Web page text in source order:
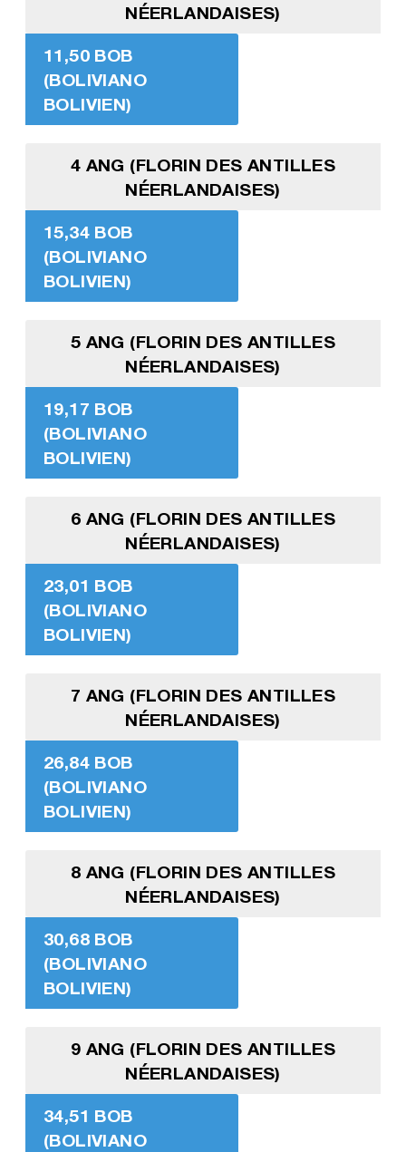
NÉERLANDAISES)
11,50 BOB
(BOLIVIANO
BOLIVIEN)
4 ANG (FLORIN DES ANTILLES
NÉERLANDAISES)
15,34 BOB
(BOLIVIANO
BOLIVIEN)
5 ANG (FLORIN DES ANTILLES
NÉERLANDAISES)
19,17 BOB
(BOLIVIANO
BOLIVIEN)
6 ANG (FLORIN DES ANTILLES
NÉERLANDAISES)
23,01 BOB
(BOLIVIANO
BOLIVIEN)
7 ANG (FLORIN DES ANTILLES
NÉERLANDAISES)
26,84 BOB
(BOLIVIANO
BOLIVIEN)
8 ANG (FLORIN DES ANTILLES
NÉERLANDAISES)
30,68 BOB
(BOLIVIANO
BOLIVIEN)
9 ANG (FLORIN DES ANTILLES
NÉERLANDAISES)
34,51 BOB
(BOLIVIANO